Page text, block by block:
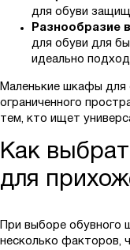
для обуви
Разнообразие
для обуви для
идеально
Маленькие шкафы
ограниченного
тем, кто ищет
Как
для
При выборе
несколько факторов,